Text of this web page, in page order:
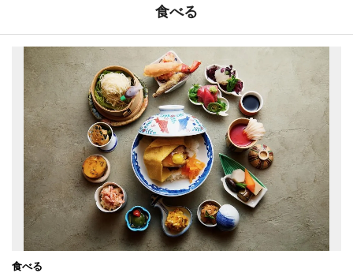
食べる
食べる